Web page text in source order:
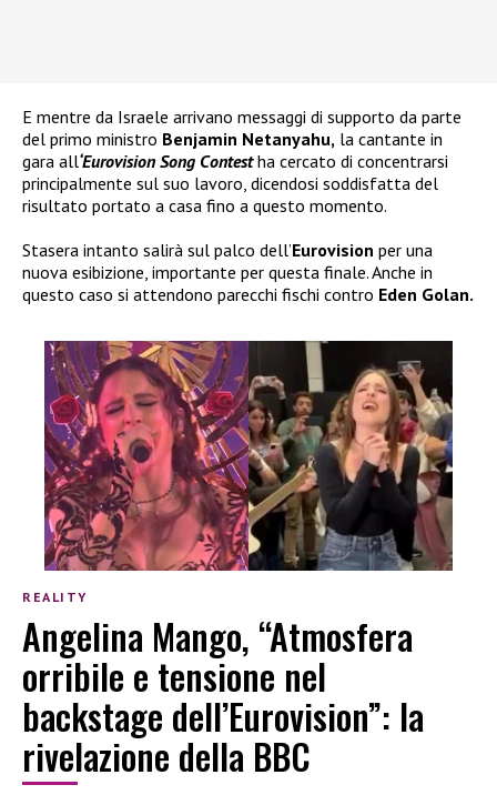
E mentre da Israele arrivano messaggi di supporto da parte
del primo ministro Benjamin Netanyahu, la cantante in
gara all‘Eurovision Song Contestha cercato di concentrarsi
principalmente sul suo lavoro, dicendosi soddisfatta del
risultato portato a casa fino a questo momento.
Stasera intanto salirà sul palco dell’Eurovision per una
nuova esibizione, importante per questa finale. Anche in
questo caso si attendono parecchi fischi contro Eden Golan.
REALITY
Angelina Mango, “Atmosfera
orribile e tensione nel
backstage dell’Eurovision”: la
rivelazione della BBC